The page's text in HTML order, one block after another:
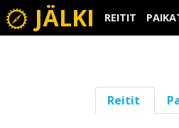
JÄLKI REITIT
Reitit